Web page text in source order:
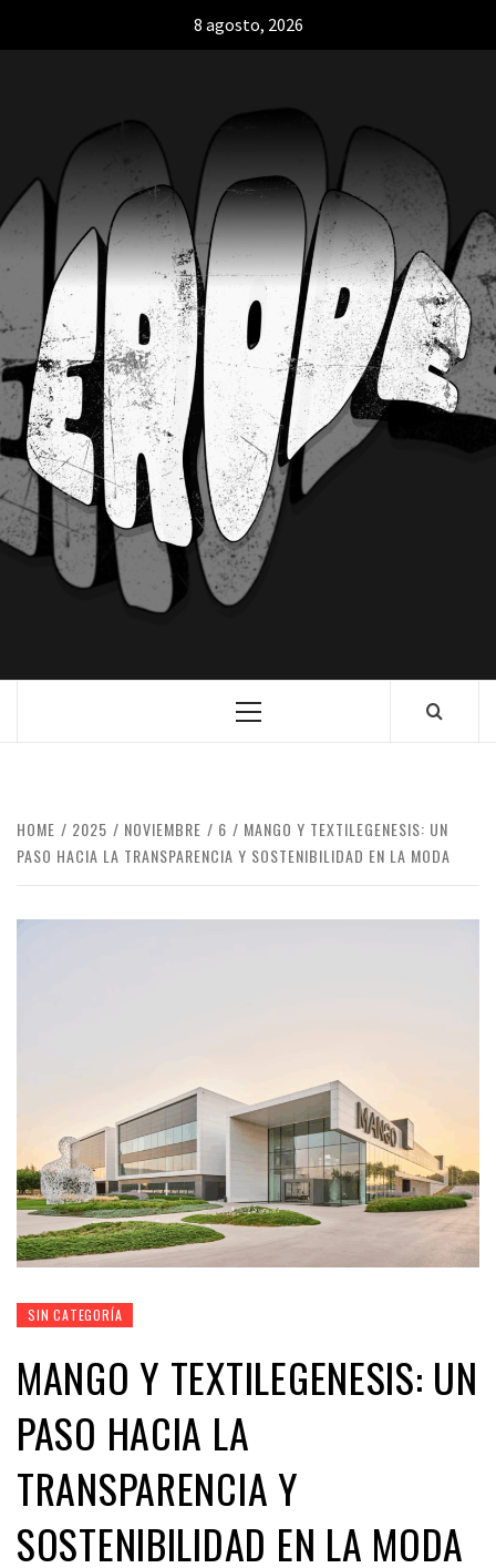
8 agosto, 2026
HOME 2025 NOVIEMBRE 6
MANGO Y TEXTILEGENESIS: UN
PASO HACIA LA TRANSPARENCIA Y SOSTENIBILIDAD EN LA MODA
SIN CATEGORÍA
MANGO Y TEXTILEGENESIS: UN
PASO HACIA LA
TRANSPARENCIA Y
SOSTENIBILIDAD EN LA MODA